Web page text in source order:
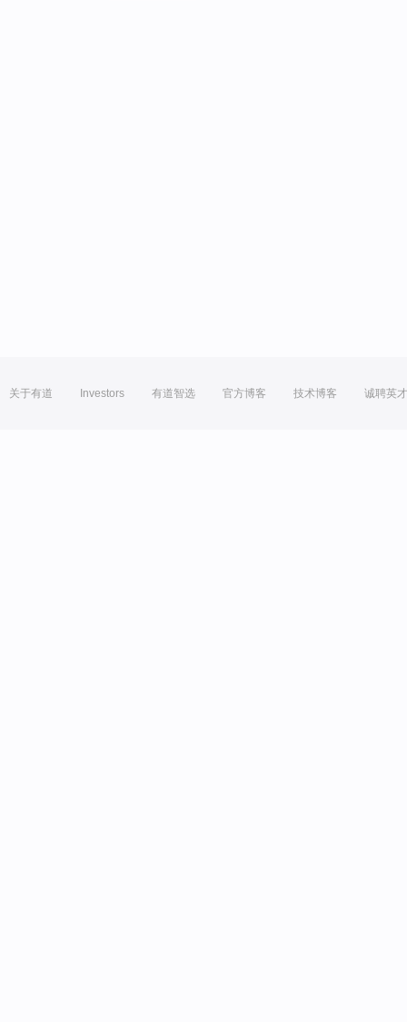
关于有道 Investors 有道智选 官方博客 技术博客 诚聘英才